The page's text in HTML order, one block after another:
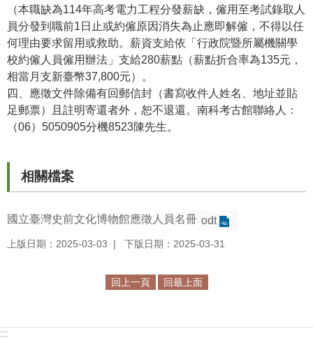
導
覽
R
S
S
網
料
宣
告
（本職缺為114年高考電力工程分發薪缺，僱用至考試錄取人
員分發到職前1日止或約僱原因消失為止應即解僱，不得以任
何理由要求留用或救助。薪資支給依「行政院暨所屬機關學
校約僱人員僱用辦法」支給280薪點（薪點折合率為135元，
相當月支新臺幣37,800元）。
四、應徵文件除備有回郵信封（書寫收件人姓名、地址並貼
足郵票）且註明寄還者外，恕不退還。南科考古館聯絡人：
（06）5050905分機8523陳先生。
相關檔案
國立臺灣史前文化博物館應徵人員名冊 odt
上版日期：2025-03-03 下版日期：2025-03-31
回上一頁 回最上面
:::